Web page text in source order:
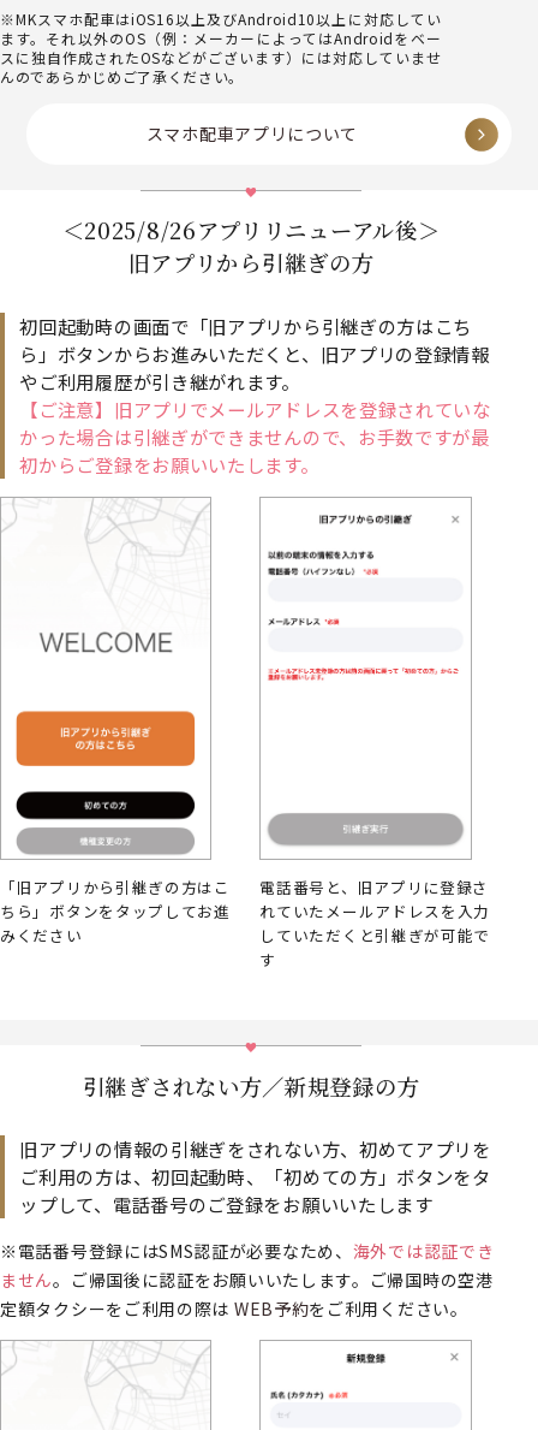
※MKスマホ配車はiOS16以上及びAndroid10以上に対応してい
ます。それ以外のOS（例：メーカーによってはAndroidをベー
スに独自作成されたOSなどがございます）には対応していませ
んのであらかじめご了承ください。
スマホ配車アプリについて
＜2025/8/26アプリリニューアル後＞
旧アプリから引継ぎの方
初回起動時の画面で「旧アプリから引継ぎの方はこち
ら」ボタンからお進みいただくと、旧アプリの登録情報
やご利用履歴が引き継がれます。
【ご注意】旧アプリでメールアドレスを登録されていな
かった場合は引継ぎができませんので、お手数ですが最
初からご登録をお願いいたします。
「旧アプリから引継ぎの方はこ
ちら」ボタンをタップしてお進
みください
電話番号と、旧アプリに登録さ
れていたメールアドレスを入力
していただくと引継ぎが可能で
す
引継ぎされない方／新規登録の方
旧アプリの情報の引継ぎをされない方、初めてアプリを
ご利用の方は、初回起動時、「初めての方」ボタンをタ
ップして、電話番号のご登録をお願いいたします
※電話番号登録にはSMS認証が必要なため、 海外では認証でき
ません。ご帰国後に認証をお願いいたします。ご帰国時の空港
定額タクシーをご利用の際は WEB予約をご利用ください。